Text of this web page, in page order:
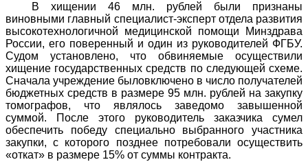
В хищении 46 млн. рублей были признаны
виновными главный специалист-эксперт отдела развития
высокотехнологичной медицинской помощи Минздрава
России, его поверенный и один из руководителей ФГБУ.
Судом установлено, что обвиняемые осуществили
хищение государственных средств по следующей схеме.
Сначала учреждение быловключено в число получателей
бюджетных средств в размере 95 млн. рублей на закупку
томографов, что являлось заведомо завышенной
суммой. После этого руководитель заказчика сумел
обеспечить победу специально выбранного участника
закупки, с которого позднее потребовали осуществить
«откат» в размере 15% от суммы контракта.